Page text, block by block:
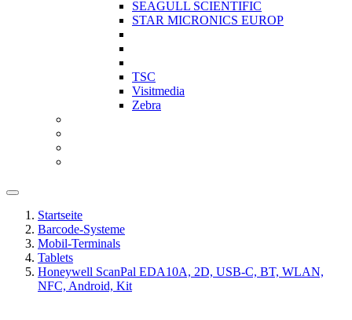
SEAGULL SCIENTIFIC
STAR MICRONICS EUROP
TSC
Visitmedia
Zebra
Startseite
Barcode-Systeme
Mobil-Terminals
Tablets
Honeywell ScanPal EDA10A, 2D, USB-C, BT, WLAN,
NFC, Android, Kit